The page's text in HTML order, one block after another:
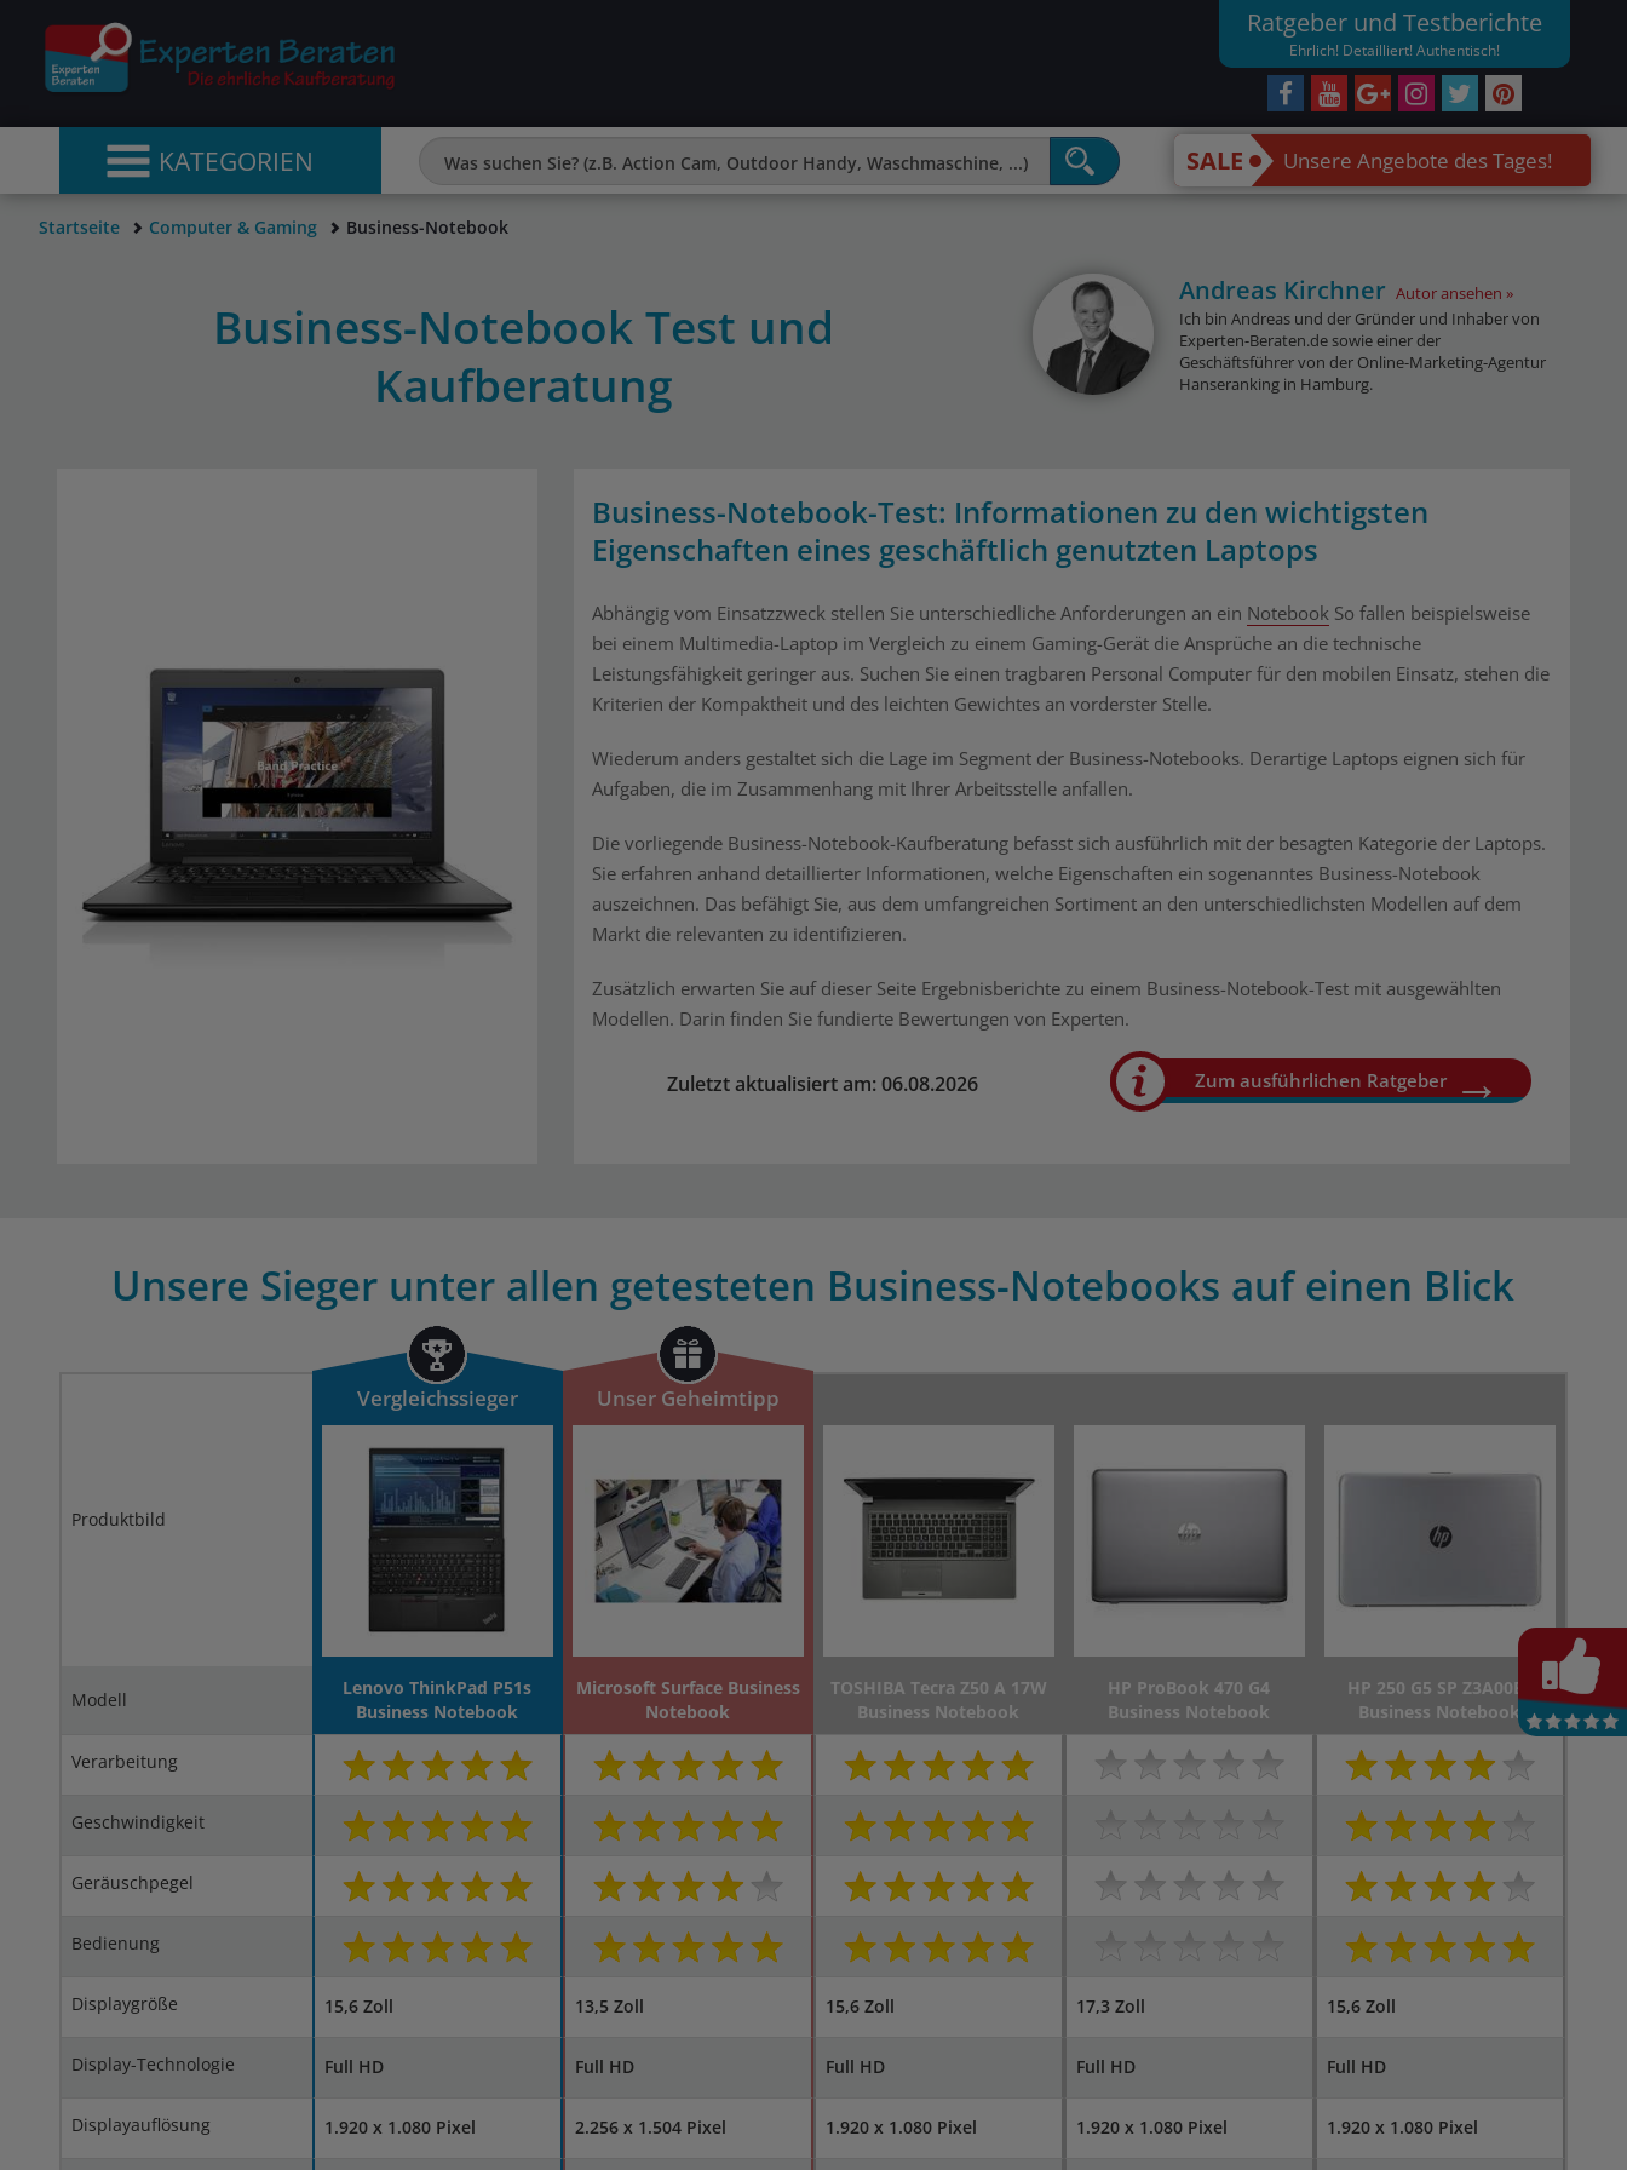
Ratgeber und Testberichte
Ehrlich! Detailliert! Authentisch!
KATEGORIEN SALE Unsere Angebote des Tages!
Startseite Computer & Gaming Business-Notebook
Business-Notebook Test und
Kaufberatung
Andreas Kirchner Autor ansehen
Ich bin Andreas und der Gründer und Inhaber von
Experten-Beraten.de sowie einer der
Geschäftsführer von der Online-Marketing-Agentur
Hanseranking in Hamburg.
Business-Notebook-Test: Informationen zu den wichtigsten
Eigenschaften eines geschäftlich genutzten Laptops
Abhängig vom Einsatzzweck stellen Sie unterschiedliche Anforderungen an ein NotebookSo fallen beispielsweise
bei einem Multimedia-Laptop im Vergleich zu einem Gaming-Gerät die Ansprüche an die technische
Leistungsfähigkeit geringer aus. Suchen Sie einen tragbaren Personal Computer für den mobilen Einsatz, stehen die
Kriterien der Kompaktheit und des leichten Gewichtes an vorderster Stelle.
Wiederum anders gestaltet sich die Lage im Segment der Business-Notebooks. Derartige Laptops eignen sich für
Aufgaben, die im Zusammenhang mit Ihrer Arbeitsstelle anfallen.
Die vorliegende Business-Notebook-Kaufberatung befasst sich ausführlich mit der besagten Kategorie der Laptops.
Sie erfahren anhand detaillierter Informationen, welche Eigenschaften ein sogenanntes Business-Notebook
auszeichnen. Das befähigt Sie, aus dem umfangreichen Sortiment an den unterschiedlichsten Modellen auf dem
Markt die relevanten zu identifizieren.
Zusätzlich erwarten Sie auf dieser Seite Ergebnisberichte zu einem Business-Notebook-Test mit ausgewählten
Modellen. Darin finden Sie fundierte Bewertungen von Experten.
Zuletzt aktualisiert am: 06.08.2026 Zum ausführlichen Ratgeber
Unsere Sieger unter allen getesteten Business-Notebooks auf einen Blick
Produktbild
Vergleichssieger Unser Geheimtipp
Modell
Lenovo ThinkPad P51s
Business Notebook
Microsoft Surface Business
Notebook
TOSHIBA Tecra Z50 A 17W
Business Notebook
HP ProBook 470 G4
Business Notebook
HP 250 G5 SP Z3A00ES
Business Notebook
Verarbeitung
Geschwindigkeit
Geräuschpegel
Bedienung
Displaygröße 15,6 Zoll 13,5 Zoll 15,6 Zoll 17,3 Zoll 15,6 Zoll
Display-Technologie Full HD Full HD Full HD Full HD Full HD
Displayauflösung 1.920 x 1.080 Pixel 2.256 x 1.504 Pixel 1.920 x 1.080 Pixel 1.920 x 1.080 Pixel 1.920 x 1.080 Pixel